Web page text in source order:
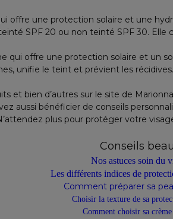
offre une protection solaire et une
SPF 20 ou non teinté SPF 30. Elle
qui offre une protection solaire et un
unifie le teint et prévient les
et bien d’autres sur le site de
aussi bénéficier de conseils
plus pour protéger votre
Conseils
Nos astuces soin du
Les différents indices de
Comment préparer sa
Choisir la texture de sa
Comment choisir sa